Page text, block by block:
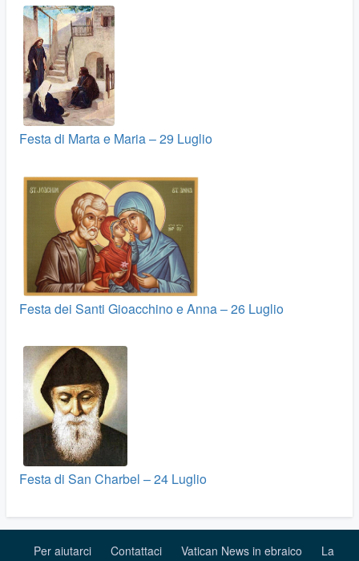
Festa di Marta e Maria – 29 Luglio
Festa dei Santi Gioacchino e Anna – 26 Luglio
Festa di San Charbel – 24 Luglio
Per aiutarci Contattaci Vatican News in ebraico
La